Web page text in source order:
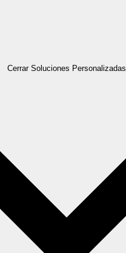
Cerrar Soluciones Personalizadas